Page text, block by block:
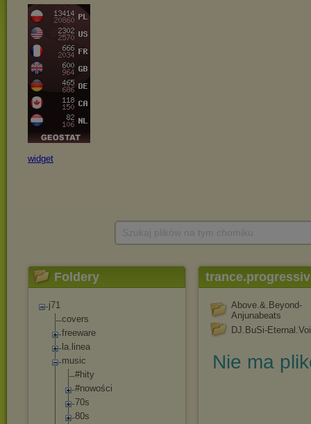
Foldery
j71
covers
freeware
la.linea
music
#hity
#nowości
70s
80s
Above.&.Beyond-
Anjunabeats
DJ.BuSi-
Nie ma